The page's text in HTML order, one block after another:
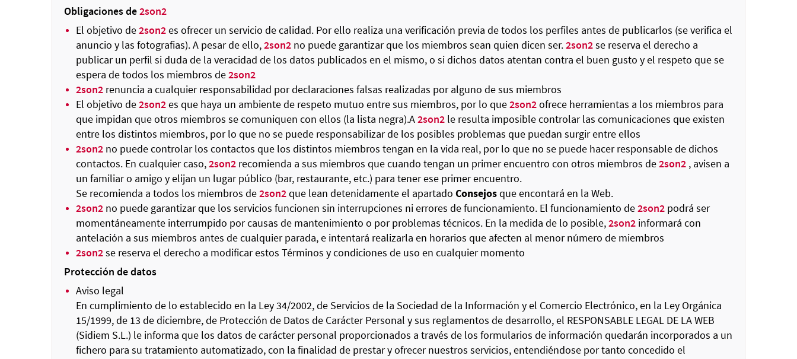
Obligaciones de2son2
El objetivo de2son2es ofrecer un servicio de calidad. Por ello realiza una verificación previa de todos los perfiles antes de publicarlos (se verifica el
anuncio y las fotografias). A pesar de ello,2son2 no puede garantizar que los miembros sean quien dicen ser.2son2se reserva el derecho a
publicar un perfil si duda de la veracidad de los datos publicados en el mismo, o si dichos datos atentan contra el buen gusto y el respeto que se
espera de todos los miembros de2son2
2son2 renuncia a cualquier responsabilidad por declaraciones falsas realizadas por alguno de sus miembros
El objetivo de2son2es que haya un ambiente de respeto mutuo entre sus miembros, por lo que2son2ofrece herramientas a los miembros para
que impidan que otros miembros se comuniquen con ellos (la lista negra).A2son2 le resulta imposible controlar las comunicaciones que existen
entre los distintos miembros, por lo que no se puede responsabilizar de los posibles problemas que puedan surgir entre ellos
2son2 no puede controlar los contactos que los distintos miembros tengan en la vida real, por lo que no se puede hacer responsable de dichos
contactos. En cualquier caso,2son2 recomienda a sus miembros que cuando tengan un primer encuentro con otros miembros de2son2 , avisen a
un familiar o amigo y elijan un lugar público (bar, restaurante, etc.) para tener ese primer encuentro.
Se recomienda a todos los miembros de2son2que lean detenidamente el apartado Consejosque encontará en la Web.
2son2 no puede garantizar que los servicios funcionen sin interrupciones ni errores de funcionamiento. El funcionamiento de2son2 podrá ser
momentáneamente interrumpido por causas de mantenimiento o por problemas técnicos. En la medida de lo posible,2son2 informará con
antelación a sus miembros antes de cualquier parada, e intentará realizarla en horarios que afecten al menor número de miembros
2son2se reserva el derecho a modificar estos Términos y condiciones de uso en cualquier momento
Protección de datos
Aviso legal
En cumplimiento de lo establecido en la Ley 34/2002, de Servicios de la Sociedad de la Información y el Comercio Electrónico, en la Ley Orgánica
15/1999, de 13 de diciembre, de Protección de Datos de Carácter Personal y sus reglamentos de desarrollo, el RESPONSABLE LEGAL DE LA WEB
(Sidiem S.L.) le informa que los datos de carácter personal proporcionados a través de los formularios de información quedarán incorporados a un
fichero para su tratamiento automatizado, con la finalidad de prestar y ofrecer nuestros servicios, entendiéndose por tanto concedido el